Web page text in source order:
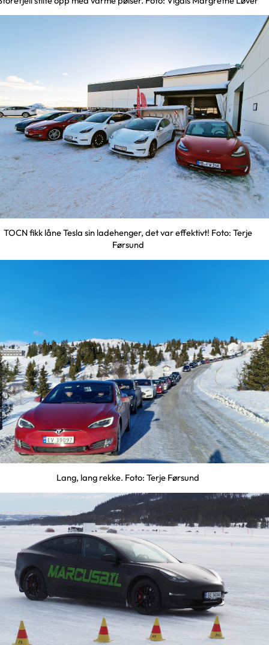
TOCN fikk låne Tesla sin ladehenger, det var effektivt! Foto: Terje
Førsund
Lang, lang rekke. Foto: Terje Førsund